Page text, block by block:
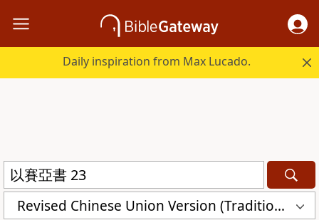
Daily inspiration from Max Lucado.
Revised Chinese Union Version (Traditional Script) Shen Edition (RCU17TS)